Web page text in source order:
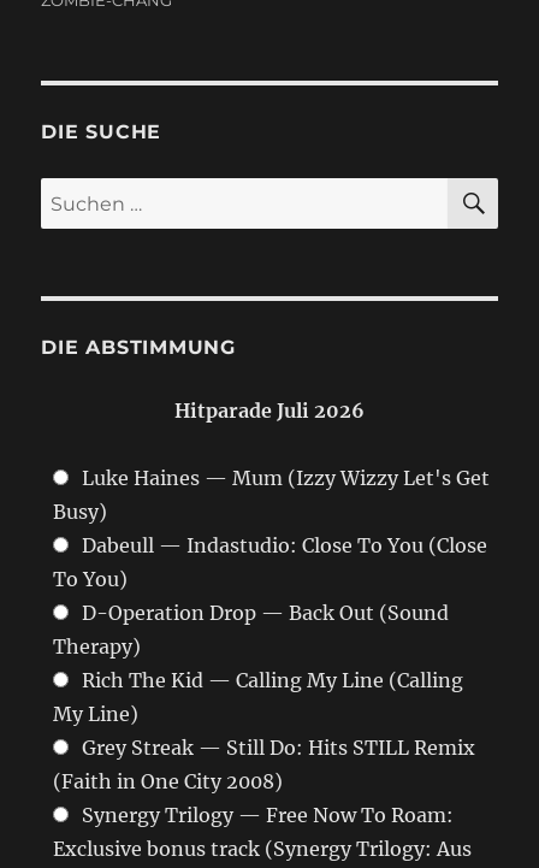
DIE SUCHE
Suchen
nach:
DIE ABSTIMMUNG
Hitparade Juli 2026
Luke Haines — Mum (Izzy Wizzy Let's Get
Busy)
Dabeull — Indastudio: Close To You (Close
To You)
D-Operation Drop — Back Out (Sound
Therapy)
Rich The Kid — Calling My Line (Calling
My Line)
Grey Streak — Still Do: Hits STILL Remix
(Faith in One City 2008)
Synergy Trilogy — Free Now To Roam:
Exclusive bonus track (Synergy Trilogy: Aus